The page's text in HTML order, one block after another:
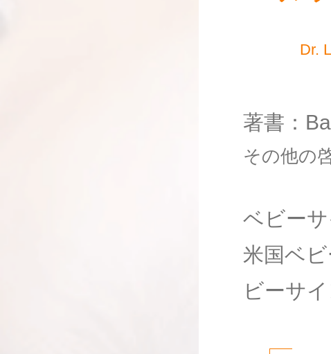
Dr.
著書：
その他の
ベビー
米国ベ
ビーサ